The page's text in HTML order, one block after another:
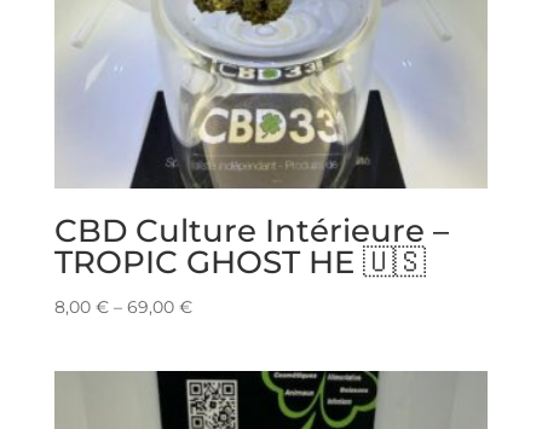
CBD Culture Intérieure –
TROPIC GHOST HE 🇺🇸
8,00 €– 69,00 €